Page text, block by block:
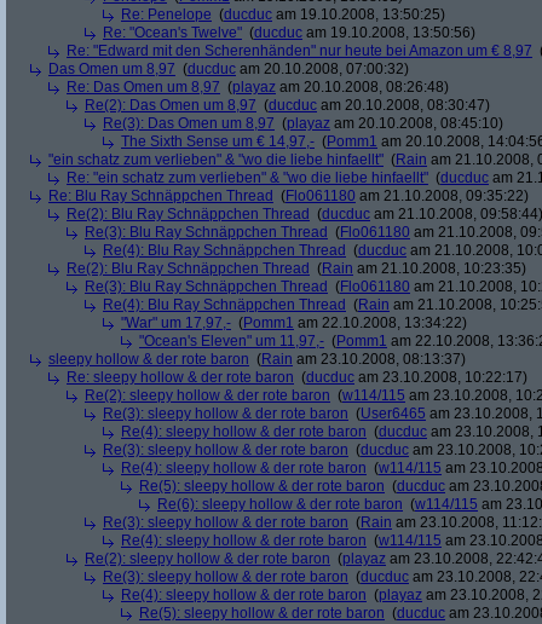
Re: Penelope (ducduc am 19.10.2008, 13:50:25)
Re: "Ocean's Twelve" (ducduc am 19.10.2008, 13:50:56)
Re: "Edward mit den Scherenhänden" nur heute bei Amazon um € 8,97
Das Omen um 8,97 (ducduc am 20.10.2008, 07:00:32)
Re: Das Omen um 8,97 (playaz am 20.10.2008, 08:26:48)
Re(2): Das Omen um 8,97 (ducduc am 20.10.2008, 08:30:47)
Re(3): Das Omen um 8,97 (playaz am 20.10.2008, 08:45:10)
The Sixth Sense um € 14,97,- (Pomm1 am 20.10.2008,
"ein schatz zum verlieben" & "wo die liebe hinfaellt" (Rain am 21.10.2008,
Re: "ein schatz zum verlieben" & "wo die liebe hinfaellt" (ducduc am
Re: Blu Ray Schnäppchen Thread (Flo061180 am 21.10.2008, 09:35:22)
Re(2): Blu Ray Schnäppchen Thread (ducduc am 21.10.2008, 09:58:44)
Re(3): Blu Ray Schnäppchen Thread (Flo061180 am 21.10.2008,
Re(4): Blu Ray Schnäppchen Thread (ducduc am 21.10.2008,
Re(2): Blu Ray Schnäppchen Thread (Rain am 21.10.2008, 10:23:35)
Re(3): Blu Ray Schnäppchen Thread (Flo061180 am 21.10.2008,
Re(4): Blu Ray Schnäppchen Thread (Rain am 21.10.2008,
"War" um 17,97,- (Pomm1 am 22.10.2008, 13:34:22)
"Ocean's Eleven" um 11,97,- (Pomm1 am 22.10.2008,
sleepy hollow & der rote baron (Rain am 23.10.2008, 08:13:37)
Re: sleepy hollow & der rote baron (ducduc am 23.10.2008, 10:22:17)
Re(2): sleepy hollow & der rote baron (w114/115 am 23.10.2008,
Re(3): sleepy hollow & der rote baron (User6465 am 23.10.2008,
Re(4): sleepy hollow & der rote baron (ducduc am 23.10.2008,
Re(3): sleepy hollow & der rote baron (ducduc am 23.10.2008,
Re(4): sleepy hollow & der rote baron (w114/115 am
Re(5): sleepy hollow & der rote baron (ducduc am
Re(6): sleepy hollow & der rote baron (w114/115 am
Re(3): sleepy hollow & der rote baron (Rain am 23.10.2008,
Re(4): sleepy hollow & der rote baron (w114/115 am
Re(2): sleepy hollow & der rote baron (playaz am 23.10.2008,
Re(3): sleepy hollow & der rote baron (ducduc am 23.10.2008,
Re(4): sleepy hollow & der rote baron (playaz am 23.10.2008,
Re(5): sleepy hollow & der rote baron (ducduc am